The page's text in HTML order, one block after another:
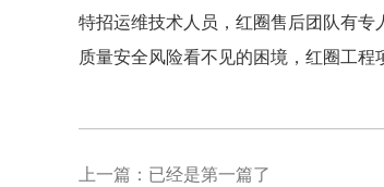
特招运维技术人员，红圈售后团队有专
质量安全风险看不见的困境，红圈工程
上一篇：已经是第一篇了